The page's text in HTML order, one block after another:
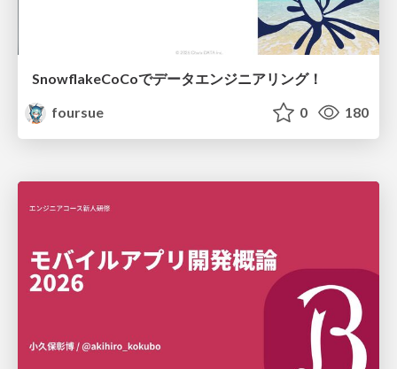
SnowflakeCoCoでデータエンジニアリング！
foursue
0 180